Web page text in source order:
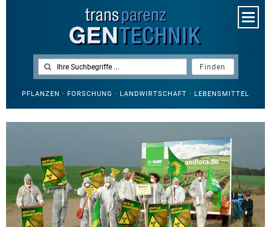
PFLANZEN · FORSCHUNG · LANDWIRTSCHAFT · LEBENSMITTEL